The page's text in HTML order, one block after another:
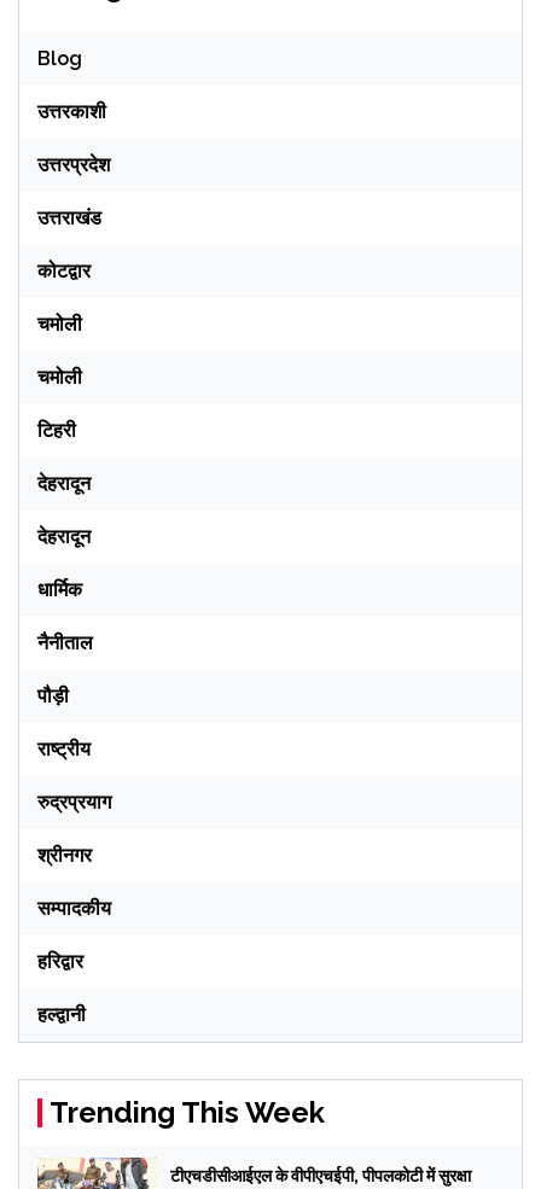
Blog
उत्तरकाशी
उत्तरप्रदेश
उत्तराखंड
कोटद्वार
चमोली
चमोली
टिहरी
देहरादून
देहरादून
धार्मिक
नैनीताल
पौड़ी
राष्ट्रीय
रुद्रप्रयाग
श्रीनगर
सम्पादकीय
हरिद्वार
हल्द्वानी
Trending This Week
टीएचडीसीआईएल के वीपीएचईपी, पीपलकोटी में सुरक्षा